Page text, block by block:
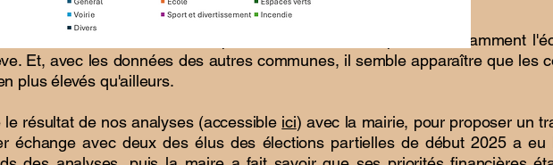
calculer des coûts unitaires pour certains services publics, notamment
Et, avec les données des autres communes​, il semble apparaître que les
plus élevés qu'ailleurs.
résultat de nos analyses (accessible ici) avec la mairie, pour proposer un
échange avec deux des élus des élections partielles de début 2025 a eu